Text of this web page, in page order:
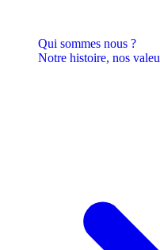
Qui sommes nous ?
Notre histoire, nos